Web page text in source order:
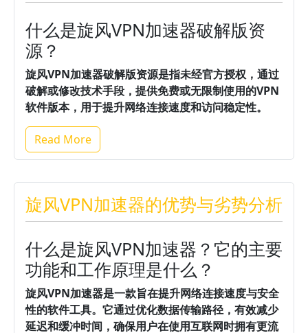
什么是旋风VPN加速器破解版资
源？
旋风VPN加速器破解版资源是指未经官方授权，通过
破解或修改技术手段，提供免费或无限制使用的VPN
软件版本，用于提升网络连接速度和访问稳定性。
Read More
旋风VPN加速器的优势与劣势分析
什么是旋风VPN加速器？它的主要
功能和工作原理是什么？
旋风VPN加速器是一款旨在提升网络连接速度与安全
性的软件工具。 它通过优化数据传输路径，有效减少
延迟和缓冲时间，确保用户在使用互联网时拥有更流